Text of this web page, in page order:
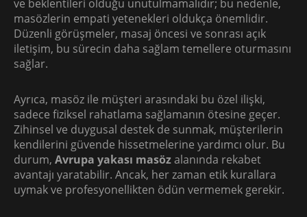
ve beklentileri olduğu unutulmamalıdır; bu nedenle,
masözlerin empati yetenekleri oldukça önemlidir.
Düzenli görüşmeler, masaj öncesi ve sonrası açık
iletişim, bu sürecin daha sağlam temellere oturmasını
sağlar.
Ayrıca, masöz ile müşteri arasındaki bu özel ilişki,
sadece fiziksel rahatlama sağlamanın ötesine geçer.
Zihinsel ve duygusal destek de sunmak, müşterilerin
kendilerini güvende hissetmelerine yardımcı olur. Bu
durum, Avrupa yakası masözalanında rekabet
avantajı yaratabilir. Ancak, her zaman etik kurallara
uymak ve profesyonellikten ödün vermemek gerekir.